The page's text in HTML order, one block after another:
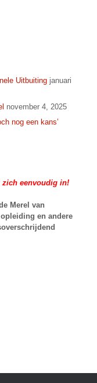
Uitbuiting januari
november 4, 2025
nog een kans’
zich eenvoudig in!
Merel van
en andere